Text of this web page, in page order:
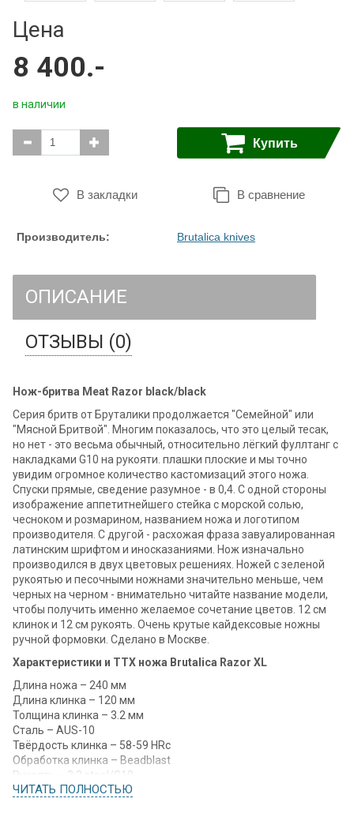
Цена
8 400.-
в наличии
Купить
В закладки В сравнение
Производитель: Brutalica knives
ОПИСАНИЕ
ОТЗЫВЫ (0)
Нож-бритва Meat Razor black/black
Серия бритв от Бруталики продолжается "Семейной" или
"Мясной Бритвой". Многим показалось, что это целый тесак,
но нет - это весьма обычный, относительно лёгкий фуллтанг с
накладками G10 на рукояти. плашки плоские и мы точно
увидим огромное количество кастомизаций этого ножа.
Спуски прямые, сведение разумное - в 0,4. С одной стороны
изображение аппетитнейшего стейка с морской солью,
чесноком и розмарином, названием ножа и логотипом
производителя. С другой - расхожая фраза завуалированная
латинским шрифтом и иносказаниями. Нож изначально
производился в двух цветовых решениях. Ножей с зеленой
рукоятью и песочными ножнами значительно меньше, чем
черных на черном - внимательно читайте название модели,
чтобы получить именно желаемое сочетание цветов. 12 см
клинок и 12 см рукоять. Очень крутые кайдексовые ножны
ручной формовки. Сделано в Москве.
Характеристики и ТТХ ножа Brutalica Razor XL
Длина ножа – 240 мм
Длина клинка – 120 мм
Толщина клинка – 3.2 мм
Сталь – AUS-10
Твёрдость клинка – 58-59 HRc
Обработка клинка – Beadblast
Рукоять – 3.2 steel/G10
Ножны – Kydex
ЧИТАТЬ ПОЛНОСТЬЮ